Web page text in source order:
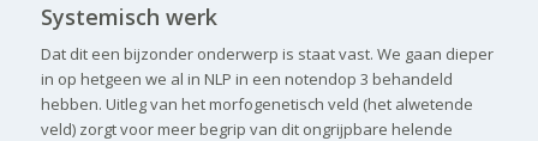
Systemisch werk
Dat dit een bijzonder onderwerp is staat vast. We gaan dieper
in op hetgeen we al in NLP in een notendop 3 behandeld
hebben. Uitleg van het morfogenetisch veld (het alwetende
veld) zorgt voor meer begrip van dit ongrijpbare helende